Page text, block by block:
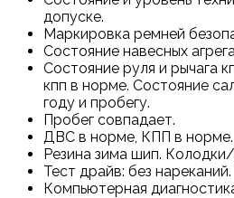
допуске.
Маркировка ремней
Состояние навесных
Состояние руля и рычага
кпп в норме. Состояние
году и пробегу.
Пробег совпадает.
ДВС в норме, КПП в норме.
Резина зима шип.
Тест драйв: без нареканий.
Компьютерная